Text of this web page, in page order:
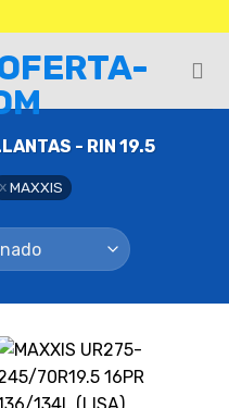
- RIN 19.5
MAXXIS